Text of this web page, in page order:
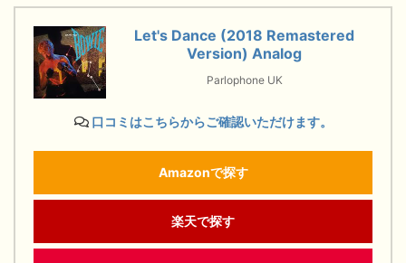
Let's Dance (2018 Remastered
Version) Analog
Parlophone UK
口コミはこちらからご確認いただけます。
Amazonで探す
楽天で探す